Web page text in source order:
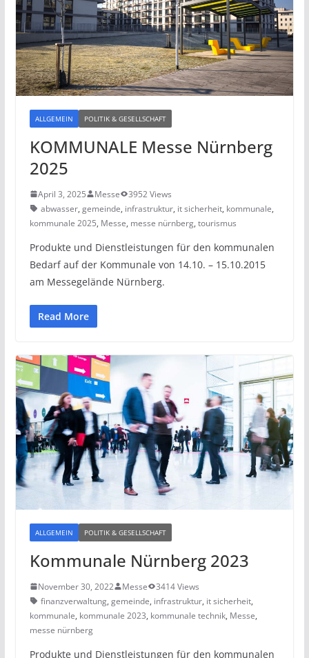
ALLGEMEIN POLITIK & GESELLSCHAFT
KOMMUNALE Messe Nürnberg
2025
April 3, 2025 Messe
3952 Views
abwasser, gemeinde, infrastruktur, it sicherheit, kommunale,
kommunale 2025, Messe, messe nürnberg, tourismus
Produkte und Dienstleistungen für den kommunalen
Bedarf auf der Kommunale von 14.10. – 15.10.2015
am Messegelände Nürnberg.
Read More
ALLGEMEIN POLITIK & GESELLSCHAFT
Kommunale Nürnberg 2023
November 30, 2022 Messe
3414 Views
finanzverwaltung, gemeinde, infrastruktur, it sicherheit,
kommunale, kommunale 2023, kommunale technik, Messe,
messe nürnberg
Produkte und Dienstleistungen für den kommunalen